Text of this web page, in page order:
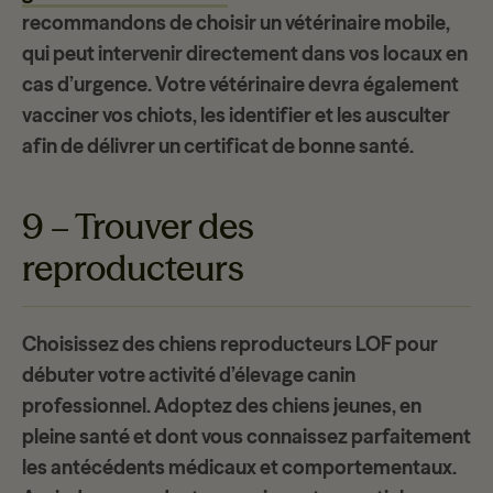
recommandons de choisir unvétérinaire mobile,
qui peut intervenir directement dans vos locaux en
cas d’urgence. Votre vétérinaire devra également
vacciner vos chiots, les identifier et les ausculter
afin de délivrer un certificat de bonne santé.
9 – Trouver des
reproducteurs
Choisissez deschiens reproducteurs LOFpour
débuter votre activité d’élevage canin
professionnel. Adoptez des chiens jeunes, en
pleine santé et dont vous connaissez parfaitement
les antécédents médicaux et comportementaux.